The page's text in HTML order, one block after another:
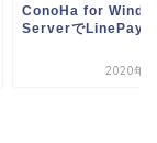
パールズでLinePay
インペイ）って使え
2022年3